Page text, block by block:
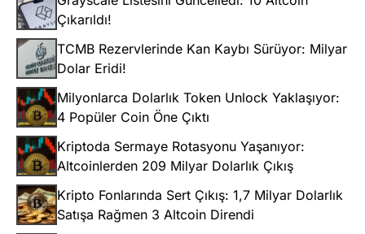
Çıkarıldı!
TCMB Rezervlerinde Kan Kaybı Sürüyor: Milyar
Dolar Eridi!
Milyonlarca Dolarlık Token Unlock Yaklaşıyor:
4 Popüler Coin Öne Çıktı
Kriptoda Sermaye Rotasyonu Yaşanıyor:
Altcoinlerden 209 Milyar Dolarlık Çıkış
Kripto Fonlarında Sert Çıkış: 1,7 Milyar Dolarlık
Satışa Rağmen 3 Altcoin Direndi